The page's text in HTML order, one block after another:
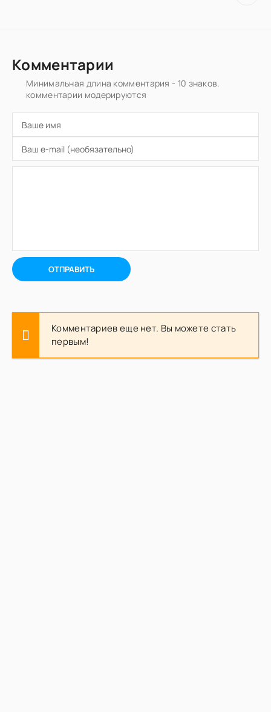
Комментарии
Минимальная длина комментария - 10 знаков.
комментарии модерируются
ОТПРАВИТЬ
Комментариев еще нет. Вы можете стать
первым!